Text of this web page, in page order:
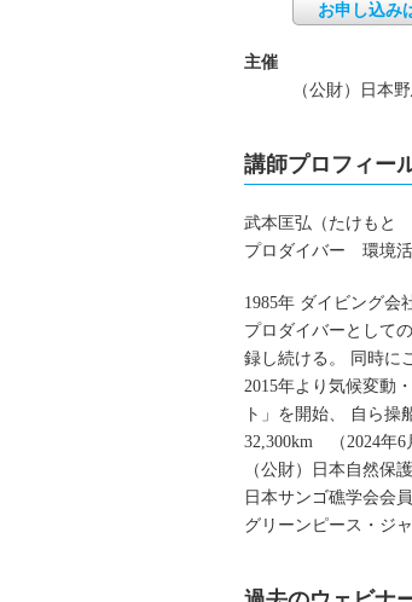
お申し込み
主催
（公財）日本
講師プロフィー
武本匡弘（たけもと
プロダイバー 環境
1985年 ダイビング会
プロダイバーとして
録し続ける。 同時に
2015年より気候変動
ト」を開始、 自ら操
32,300km （2024年6
（公財）日本自然保
日本サンゴ礁学会会員
グリーンピース・ジ